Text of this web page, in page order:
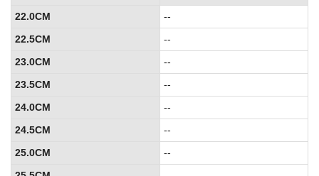
22.0CM
--
22.5CM
--
23.0CM
--
23.5CM
--
24.0CM
--
24.5CM
--
25.0CM
--